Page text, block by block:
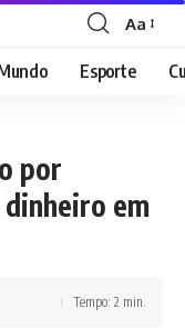
Font
Resizer
Aa
Esporte
por
em
Tempo: 2 min.